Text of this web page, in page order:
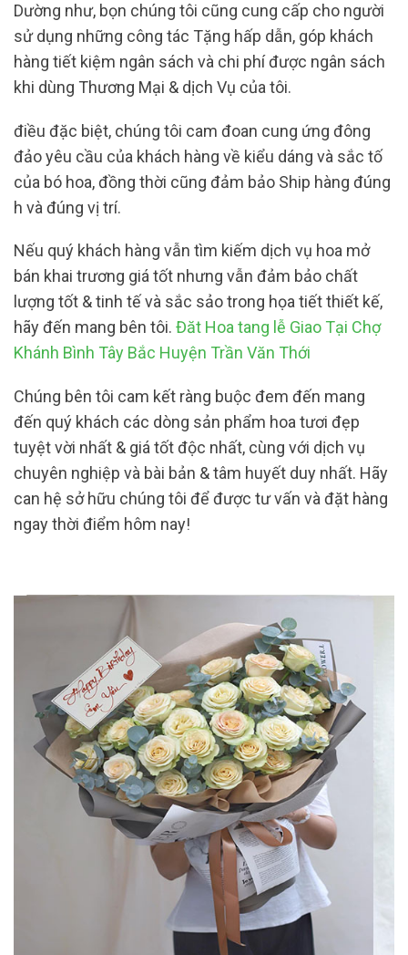
Dường như, bọn chúng tôi cũng cung cấp cho người
sử dụng những công tác Tặng hấp dẫn, góp khách
hàng tiết kiệm ngân sách và chi phí được ngân sách
khi dùng Thương Mại & dịch Vụ của tôi.
điều đặc biệt, chúng tôi cam đoan cung ứng đông
đảo yêu cầu của khách hàng về kiểu dáng và sắc tố
của bó hoa, đồng thời cũng đảm bảo Ship hàng đúng
h và đúng vị trí.
Nếu quý khách hàng vẫn tìm kiếm dịch vụ hoa mở
bán khai trương giá tốt nhưng vẫn đảm bảo chất
lượng tốt & tinh tế và sắc sảo trong họa tiết thiết kế,
hãy đến mang bên tôi. Đăt Hoa tang lễ Giao Tại Chợ
Khánh Bình Tây Bắc Huyện Trần Văn Thới
Chúng bên tôi cam kết ràng buộc đem đến mang
đến quý khách các dòng sản phẩm hoa tươi đẹp
tuyệt vời nhất & giá tốt độc nhất, cùng với dịch vụ
chuyên nghiệp và bài bản & tâm huyết duy nhất. Hãy
can hệ sở hữu chúng tôi để được tư vấn và đặt hàng
ngay thời điểm hôm nay!